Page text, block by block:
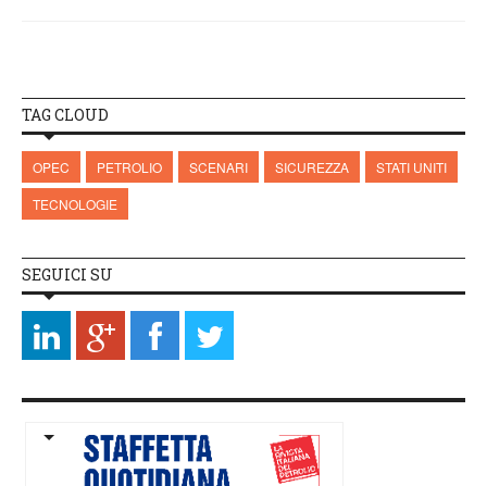
TAG CLOUD
OPEC PETROLIO SCENARI SICUREZZA
STATI UNITI
TECNOLOGIE
SEGUICI SU